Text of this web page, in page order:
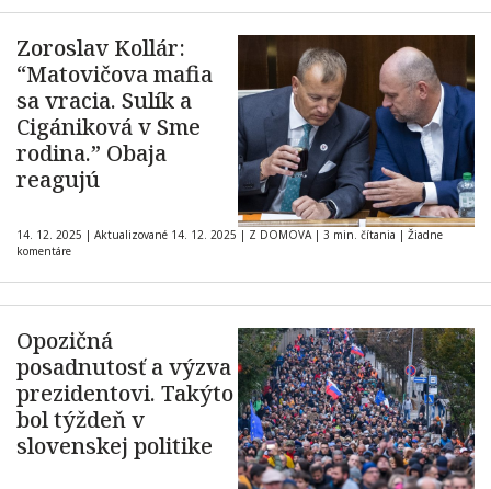
Zoroslav Kollár:
“Matovičova mafia
sa vracia. Sulík a
Cigániková v Sme
rodina.” Obaja
reagujú
14. 12. 2025 | Aktualizované 14. 12. 2025 | Z DOMOVA | 3 min. čítania | Žiadne
komentáre
Opozičná
posadnutosť a výzva
prezidentovi. Takýto
bol týždeň v
slovenskej politike